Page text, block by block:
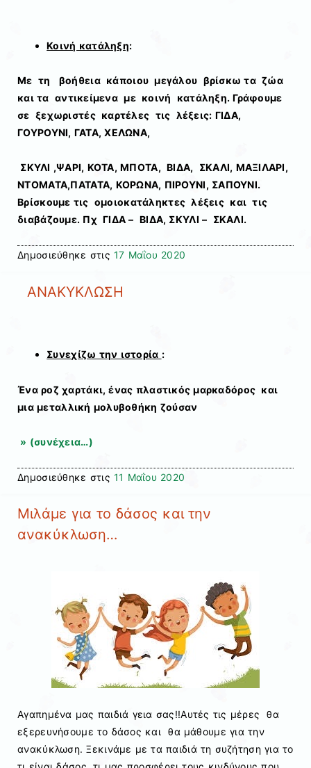
Κοινή κατάληξη:
Με τη βοήθεια κάποιου μεγάλου βρίσκω τα ζώα
και τα αντικείμενα με κοινή κατάληξη. Γράφουμε
σε ξεχωριστές καρτέλες τις λέξεις: ΓΙΔΑ,
ΓΟΥΡΟΥΝΙ, ΓΑΤΑ, ΧΕΛΩΝΑ,
ΣΚΥΛΙ ,ΨΑΡΙ, ΚΟΤΑ, ΜΠΟΤΑ, ΒΙΔΑ, ΣΚΑΛΙ, ΜΑΞΙΛΑΡΙ,
ΝΤΟΜΑΤΑ,ΠΑΤΑΤΑ, ΚΟΡΩΝΑ, ΠΙΡΟΥΝΙ, ΣΑΠΟΥΝΙ.
Βρίσκουμε τις ομοιοκατάληκτες λέξεις και τις
διαβάζουμε. Πχ ΓΙΔΑ – ΒΙΔΑ, ΣΚΥΛΙ – ΣΚΑΛΙ.
Δημοσιεύθηκε στις 17 Μαΐου 2020
ΑΝAΚΥΚΛΩΣΗ
Συνεχίζω την ιστορία :
Ένα ροζ χαρτάκι, ένας πλαστικός μαρκαδόρος και
μια μεταλλική μολυβοθήκη ζούσαν
» (συνέχεια…)
Δημοσιεύθηκε στις 11 Μαΐου 2020
Μιλάμε για το δάσος και την
ανακύκλωση…
Αγαπημένα μας παιδιά γεια σας!!Αυτές τις μέρες θα
εξερευνήσουμε το δάσος και θα μάθουμε για την
ανακύκλωση. Ξεκινάμε με τα παιδιά τη συζήτηση για το